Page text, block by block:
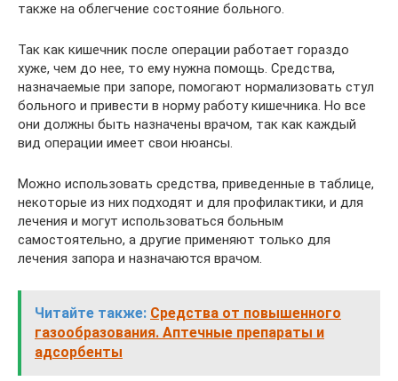
также на облегчение состояние больного.
Так как кишечник после операции работает гораздо
хуже, чем до нее, то ему нужна помощь. Средства,
назначаемые при запоре, помогают нормализовать стул
больного и привести в норму работу кишечника. Но все
они должны быть назначены врачом, так как каждый
вид операции имеет свои нюансы.
Можно использовать средства, приведенные в таблице,
некоторые из них подходят и для профилактики, и для
лечения и могут использоваться больным
самостоятельно, а другие применяют только для
лечения запора и назначаются врачом.
Читайте также: Средства от повышенного
газообразования. Аптечные препараты и
адсорбенты